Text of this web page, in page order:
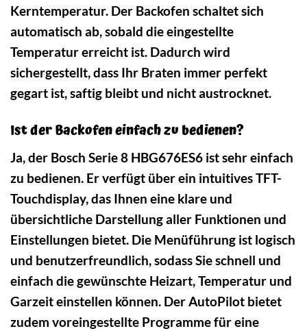
Kerntemperatur. Der Backofen schaltet sich
automatisch ab, sobald die eingestellte
Temperatur erreicht ist. Dadurch wird
sichergestellt, dass Ihr Braten immer perfekt
gegart ist, saftig bleibt und nicht austrocknet.
Ist der Backofen einfach zu bedienen?
Ja, der Bosch Serie 8 HBG676ES6 ist sehr einfach
zu bedienen. Er verfügt über ein intuitives TFT-
Touchdisplay, das Ihnen eine klare und
übersichtliche Darstellung aller Funktionen und
Einstellungen bietet. Die Menüführung ist logisch
und benutzerfreundlich, sodass Sie schnell und
einfach die gewünschte Heizart, Temperatur und
Garzeit einstellen können. Der AutoPilot bietet
zudem voreingestellte Programme für eine